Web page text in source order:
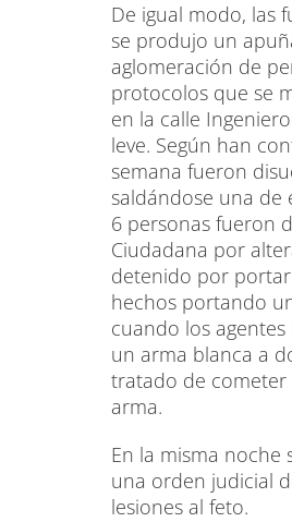
De igual modo, las
se produjo un
aglomeración de
protocolos que se
en la calle
leve. Según han
semana fueron
saldándose una de
6 personas fueron
Ciudadana por
detenido por
hechos portando
cuando los
un arma blanca a
tratado de cometer
arma.
En la misma
una orden judicial
lesiones al feto.